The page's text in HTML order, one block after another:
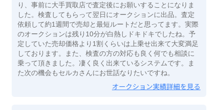
り、事前に大手買取店で査定後にお願いすることになりま
した。検査してもらって翌日にオークションに出品。査定
依頼して約1週間で売却と最短ルートだと思ってます。実際
のオークションは残り10分が白熱しドキドキでしたね。予
定していた売却価格より1割くらいは上乗せ出来て大変満足
しております。また、検査の方の対応も良く何でも相談に
乗って頂きました。凄く良く出来ているシステムです。ま
た次の機会もセルカさんにお世話なりたいですね。
オークション実績詳細を見る